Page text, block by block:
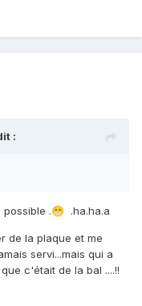
et les
de
aussi pour une
traine sur le coin
:
possible .😁 .ha.ha.a
de la plaque et me
servi...mais qui a
c'était de la bal ....!!